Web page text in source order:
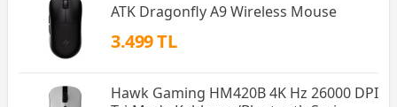
ATK Dragonfly A9 Wireless Mouse
3.499 TL
Hawk Gaming HM420B 4K Hz 26000 DPI